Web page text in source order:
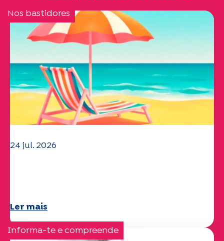
Nos bastidores
24 jul. 2026
Ler mais
Informa-te e compreende